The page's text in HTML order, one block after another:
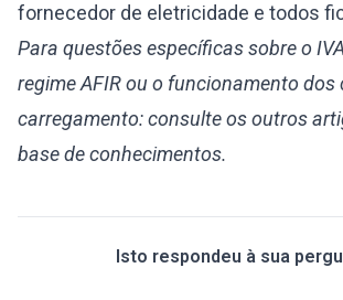
fornecedor de eletricidade e todos
Para questões específicas sobre o
regime AFIR ou o funcionamento dos
carregamento: consulte os outros
base de conhecimentos.
Isto respondeu à sua